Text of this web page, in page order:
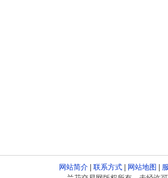
网站简介| 联系方式| 网站地图